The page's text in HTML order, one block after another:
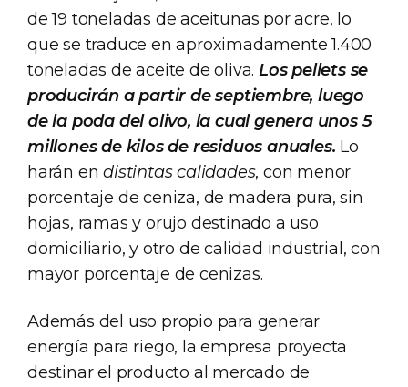
de 19 toneladas de aceitunas por acre, lo
que se traduce en aproximadamente 1.400
toneladas de aceite de oliva.Los pellets se
producirán a partir de septiembre, luego
de la poda del olivo, la cual genera unos 5
millones de kilos de residuos anuales. Lo
harán endistintas calidades, con menor
porcentaje de ceniza, de madera pura, sin
hojas, ramas y orujo destinado a uso
domiciliario, y otro de calidad industrial, con
mayor porcentaje de cenizas.
Además del uso propio para generar
energía para riego, la empresa proyecta
destinar el producto al mercado de